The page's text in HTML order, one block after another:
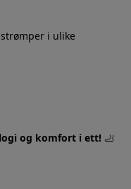
i ulike
og komfort i ett! 🦶